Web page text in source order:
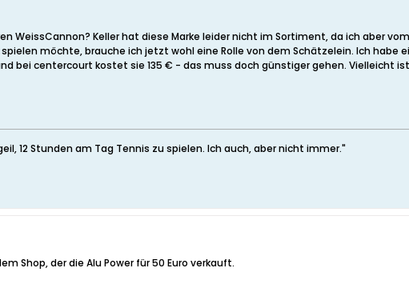
WeissCannon? Keller hat diese Marke leider nicht im Sortiment, da ich aber
möchte, brauche ich jetzt wohl eine Rolle von dem Schätzelein. Ich
bei centercourt kostet sie 135 € - das muss doch günstiger gehen. Vielleicht
12 Stunden am Tag Tennis zu spielen. Ich auch, aber nicht immer."
Shop, der die Alu Power für 50 Euro verkauft.